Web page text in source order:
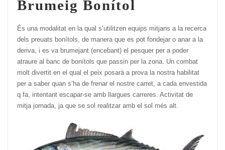
Brumeig Bonítol
És una modalitat en la qual s’utilitzen equips mitjans a la recerca
dels preuats bonítols, de manera que es pot fondejar o anar a la
deriva, i es va brumejant (encebant) el pesquer per a poder
atraure al banc de bonítols que passin per la zona. Un combat
molt divertit en el qual el peix posarà a prova la nostra habilitat
per a saber quan s’ha de frenar el nostre carret, a cada envestida
q fa, intentant escapar-se amb llargues carreres. Activitat de
mitja jornada, ja que se sol realitzar amb el sol més alt.